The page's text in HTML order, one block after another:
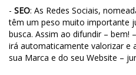
- SEO: As Redes Sociais,
têm um peso muito importante
busca. Assim ao difundir – bem!
irá automaticamente valorizar e
sua Marca e do seu Website –